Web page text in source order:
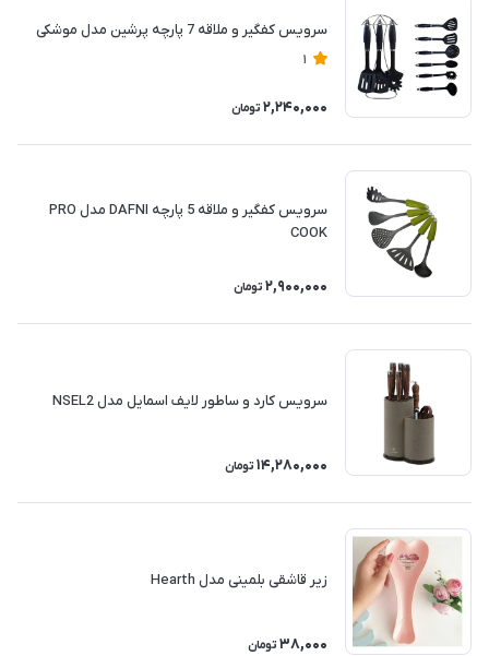
سرویس کفگیر و ملاقه 7 پارچه پرشین مدل موشکی
1
2,240,000 تومان
سرویس کفگیر و ملاقه 5 پارچه DAFNI مدل PRO
COOK
2,900,000 تومان
سرویس کارد و ساطور لایف اسمایل مدل NSEL2
14,280,000 تومان
زیر قاشقی بلمینی مدل Hearth
38,000 تومان